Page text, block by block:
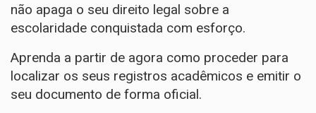
não apaga o seu direito legal sobre a
escolaridade conquistada com esforço.
Aprenda a partir de agora como proceder para
localizar os seus registros acadêmicos e emitir o
seu documento de forma oficial.